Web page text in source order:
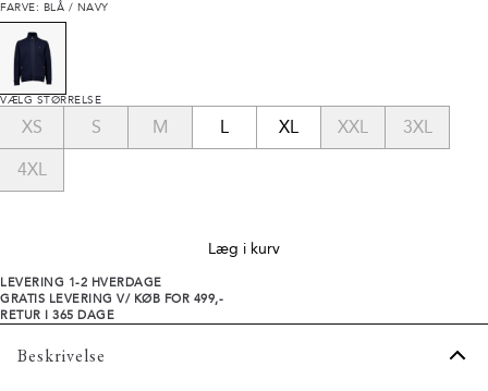
FARVE: BLÅ / NAVY
VÆLG STØRRELSE
XS S M L XL XXL 3XL
4XL
Læg i kurv
LEVERING 1-2 HVERDAGE
GRATIS LEVERING V/ KØB FOR 499,-
RETUR I 365 DAGE
Beskrivelse